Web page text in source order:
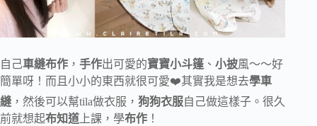
自己車縫布作 ， 手作出可愛的寶寶小斗篷 、 小披風～～好
簡單呀！而且小小的東西就很可愛❤️其實我是想去學車
縫 ，然後可以幫tila做衣服， 狗狗衣服自己做這樣子。很久
前就想起布知道 上課，學布作 ！